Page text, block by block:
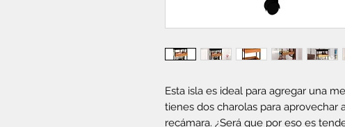
Esta isla es ideal para agregar una
tienes dos charolas para
recámara. ¿Será que por eso es